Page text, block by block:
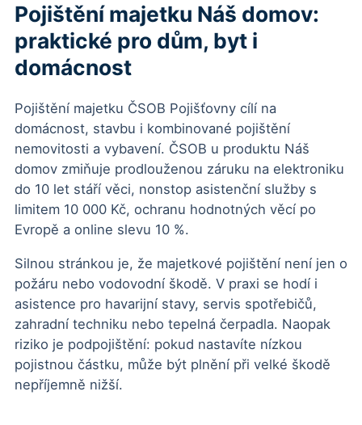
Pojištění majetku Náš domov:
praktické pro dům, byt i
domácnost
Pojištění majetku ČSOB Pojišťovny cílí na
domácnost, stavbu i kombinované pojištění
nemovitosti a vybavení. ČSOB u produktu Náš
domov zmiňuje prodlouženou záruku na elektroniku
do 10 let stáří věci, nonstop asistenční služby s
limitem 10 000 Kč, ochranu hodnotných věcí po
Evropě a online slevu 10 %.
Silnou stránkou je, že majetkové pojištění není jen o
požáru nebo vodovodní škodě. V praxi se hodí i
asistence pro havarijní stavy, servis spotřebičů,
zahradní techniku nebo tepelná čerpadla. Naopak
riziko je podpojištění: pokud nastavíte nízkou
pojistnou částku, může být plnění při velké škodě
nepříjemně nižší.